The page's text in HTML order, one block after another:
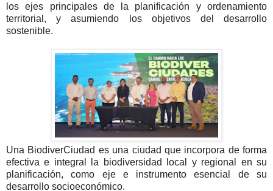
los ejes principales de la planificación y ordenamiento
territorial, y asumiendo los objetivos del desarrollo
sostenible.
Una BiodiverCiudad es una ciudad que incorpora de forma
efectiva e integral la biodiversidad local y regional en su
planificación, como eje e instrumento esencial de su
desarrollo socioeconómico.